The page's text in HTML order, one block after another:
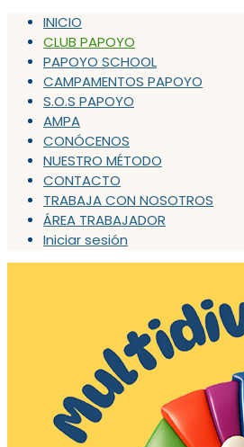
INICIO
CLUB PAPOYO
PAPOYO SCHOOL
CAMPAMENTOS PAPOYO
S.O.S PAPOYO
AMPA
CONÓCENOS
NUESTRO MÉTODO
CONTACTO
TRABAJA CON NOSOTROS
ÁREA TRABAJADOR
Iniciar sesión